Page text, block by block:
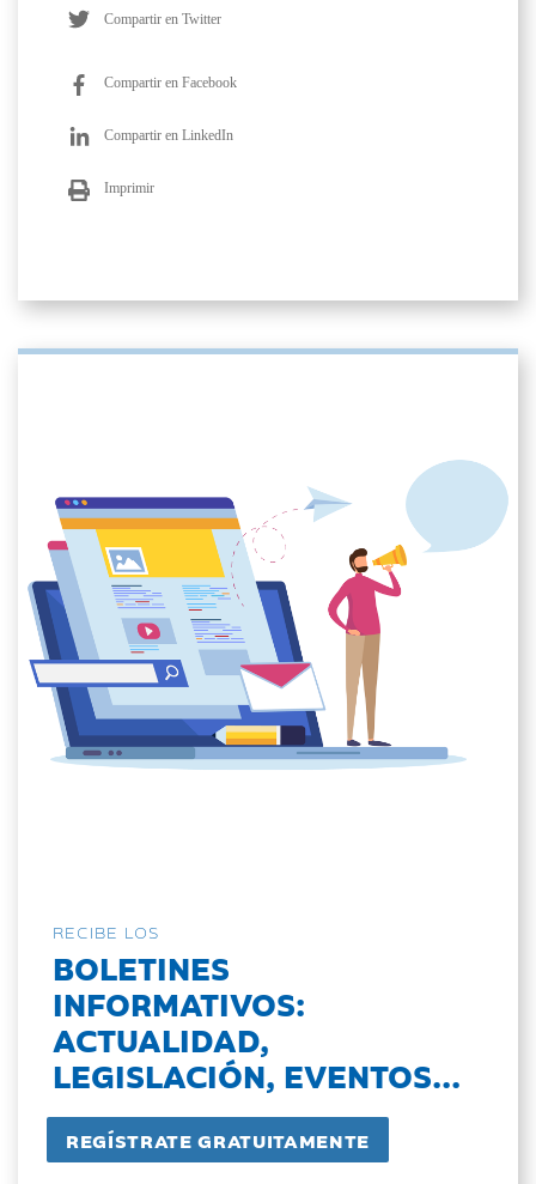
Compartir en Twitter
Compartir en Facebook
Compartir en LinkedIn
Imprimir
RECIBE LOS
BOLETINES
INFORMATIVOS:
ACTUALIDAD,
LEGISLACIÓN, EVENTOS...